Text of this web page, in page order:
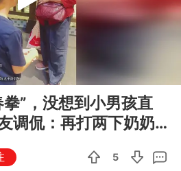
00:13
Play
”，没想到小男孩直
调侃：再打两下奶奶
5